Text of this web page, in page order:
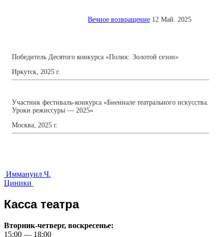
Вечное возвращение 12 Май. 2025
Победитель Десятого конкурса «Полюс. Золотой сезон»
Иркутск, 2025 г.
Участник фестиваль-конкурса «Биеннале театрального искусства.
Уроки режиссуры — 2025»
Москва, 2025 г.
Еще
почитать
Иммануил Ч.
Циники
Касса театра
Вторник-четверг, воскресенье:
15:00 — 18:00